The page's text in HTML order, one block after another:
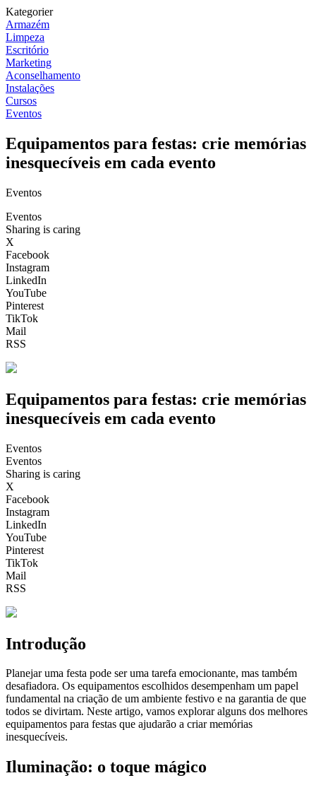
Kategorier
Armazém
Limpeza
Escritório
Marketing
Aconselhamento
Instalações
Cursos
Eventos
Equipamentos para festas: crie memórias
inesquecíveis em cada evento
Eventos
Eventos
Sharing is caring
X
Facebook
Instagram
LinkedIn
YouTube
Pinterest
TikTok
Mail
RSS
Equipamentos para festas: crie memórias
inesquecíveis em cada evento
Eventos
Eventos
Sharing is caring
X
Facebook
Instagram
LinkedIn
YouTube
Pinterest
TikTok
Mail
RSS
Introdução
Planejar uma festa pode ser uma tarefa emocionante, mas também
desafiadora. Os equipamentos escolhidos desempenham um papel
fundamental na criação de um ambiente festivo e na garantia de que
todos se divirtam. Neste artigo, vamos explorar alguns dos melhores
equipamentos para festas que ajudarão a criar memórias
inesquecíveis.
Iluminação: o toque mágico